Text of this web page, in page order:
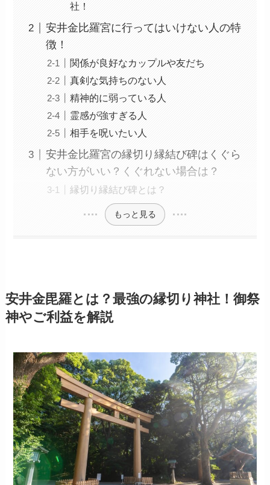
社！
安井金比羅宮に行ってはいけない人の特
徴！
関係が良好なカップルや友だち
真剣な気持ちのない人
精神的に弱っている人
霊感が強すぎる人
相手を呪いたい人
安井金比羅宮の縁切り縁結び碑はくぐら
ない方がいい？くぐれない場合は？
縁切り縁結び碑とは？
もっと見る
安井金毘羅とは？最強の縁切り神社！御祭
神やご利益を解説